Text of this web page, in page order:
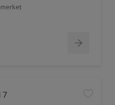
7